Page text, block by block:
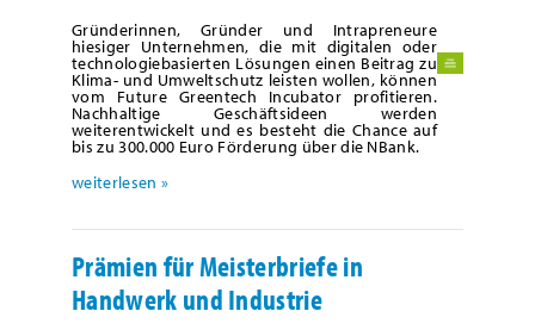
Gründerinnen, Gründer und Intrapreneure
hiesiger Unternehmen, die mit digitalen oder
technologiebasierten Lösungen einen Beitrag zu
Klima- und Umweltschutz leisten wollen, können
vom Future Greentech Incubator profitieren.
Nachhaltige Geschäftsideen werden
weiterentwickelt und es besteht die Chance auf
bis zu 300.000 Euro Förderung über die NBank.
weiterlesen »
Prämien für Meisterbriefe in
Handwerk und Industrie